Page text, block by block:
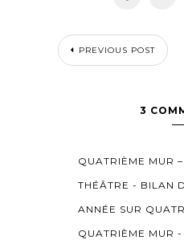
PREVIOUS POST
3
QUATRIÈME MUR
THÉÂTRE - BILAN
ANNÉE SUR
QUATRIÈME MUR